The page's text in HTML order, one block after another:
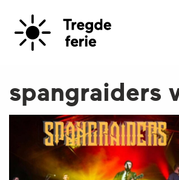
spangraiders